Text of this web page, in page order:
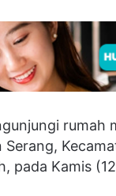
rumah
pada Kamis